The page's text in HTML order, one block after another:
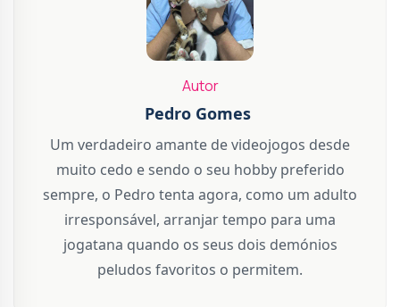
Autor
Pedro Gomes
Um verdadeiro amante de videojogos desde
muito cedo e sendo o seu hobby preferido
sempre, o Pedro tenta agora, como um adulto
irresponsável, arranjar tempo para uma
jogatana quando os seus dois demónios
peludos favoritos o permitem.